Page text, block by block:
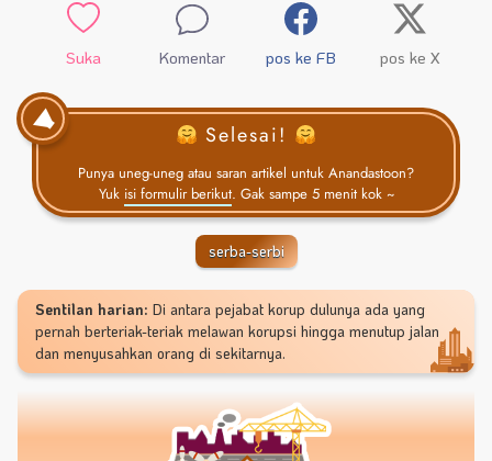
Suka Komentar pos ke FB pos ke X
Selesai!
Punya uneg-uneg atau saran artikel untuk Anandastoon?
Yuk isi formulir berikut. Gak sampe 5 menit kok ~
serba-serbi
Sentilan harian: Di antara pejabat korup dulunya ada yang
pernah berteriak-teriak melawan korupsi hingga menutup jalan
dan menyusahkan orang di sekitarnya.